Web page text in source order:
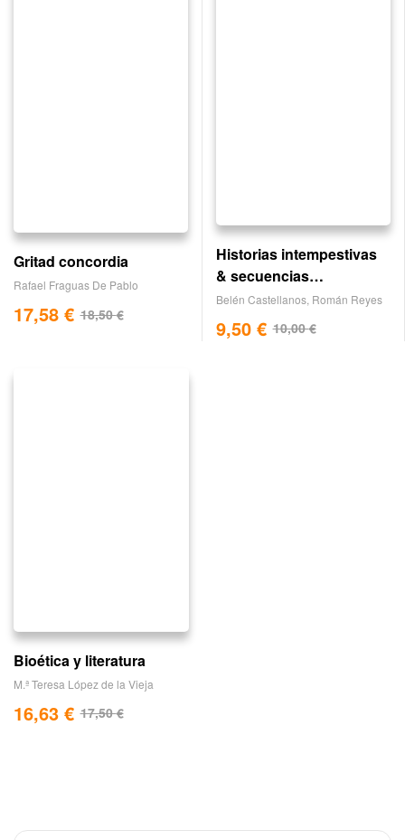
Gritad concordia
Rafael Fraguas De Pablo
18,50€
17,58 €
Historias intempestivas
& secuencias
recurrentes
Belén Castellanos Román Reyes
10,00€
9,50 €
Bioética y literatura
M.ª Teresa López de la Vieja
17,50€
16,63 €